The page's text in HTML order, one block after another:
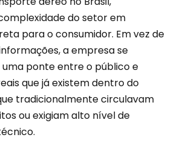
do setor em
para o consumidor. Em vez de
a empresa se
ponte entre o público e
que já existem dentro do
tradicionalmente circulavam
ou exigiam alto nível de